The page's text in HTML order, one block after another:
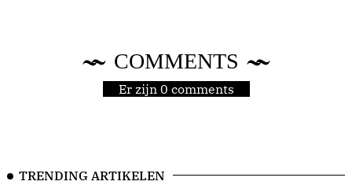
COMMENTS
Er zijn 0 comments
TRENDING ARTIKELEN